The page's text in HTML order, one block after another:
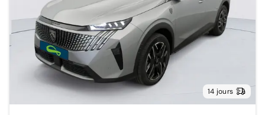
14 jours